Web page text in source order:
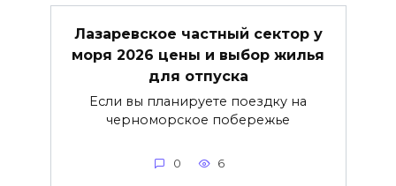
Лазаревское частный сектор у
моря 2026 цены и выбор жилья
для отпуска
Если вы планируете поездку на
черноморское побережье
0 6